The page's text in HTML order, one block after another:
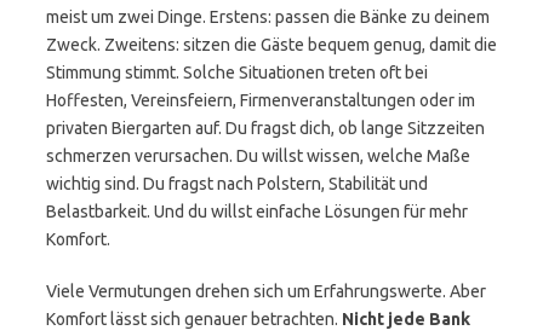
meist um zwei Dinge. Erstens: passen die Bänke zu deinem
Zweck. Zweitens: sitzen die Gäste bequem genug, damit die
Stimmung stimmt. Solche Situationen treten oft bei
Hoffesten, Vereinsfeiern, Firmenveranstaltungen oder im
privaten Biergarten auf. Du fragst dich, ob lange Sitzzeiten
schmerzen verursachen. Du willst wissen, welche Maße
wichtig sind. Du fragst nach Polstern, Stabilität und
Belastbarkeit. Und du willst einfache Lösungen für mehr
Komfort.
Viele Vermutungen drehen sich um Erfahrungswerte. Aber
Komfort lässt sich genauer betrachten. Nicht jede Bank